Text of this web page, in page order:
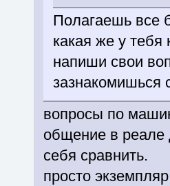
Полагаешь все
какая же у тебя
напиши свои
вопросы по
общение в реале
себя сравнить.
просто